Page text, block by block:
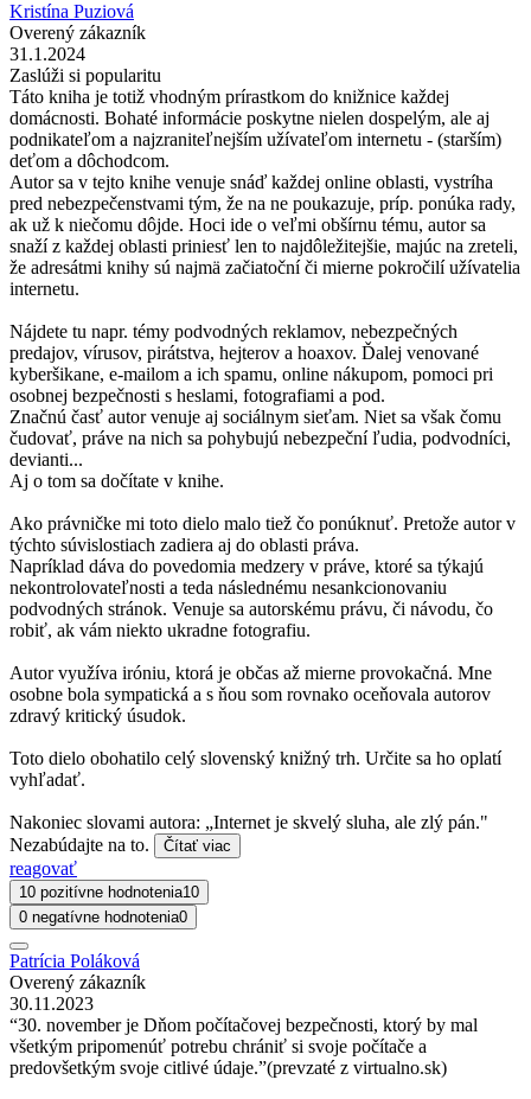
Kristína Puziová
Overený zákazník
31.1.2024
Zaslúži si popularitu
Táto kniha je totiž vhodným prírastkom do knižnice každej
domácnosti. Bohaté informácie poskytne nielen dospelým, ale aj
podnikateľom a najzraniteľnejším užívateľom internetu - (starším)
deťom a dôchodcom.
Autor sa v tejto knihe venuje snáď každej online oblasti, vystríha
pred nebezpečenstvami tým, že na ne poukazuje, príp. ponúka rady,
ak už k niečomu dôjde. Hoci ide o veľmi obšírnu tému, autor sa
snaží z každej oblasti priniesť len to najdôležitejšie, majúc na zreteli,
že adresátmi knihy sú najmä začiatoční či mierne pokročilí užívatelia
internetu.
Nájdete tu napr. témy podvodných reklamov, nebezpečných
predajov, vírusov, pirátstva, hejterov a hoaxov. Ďalej venované
kyberšikane, e-mailom a ich spamu, online nákupom, pomoci pri
osobnej bezpečnosti s heslami, fotografiami a pod.
Značnú časť autor venuje aj sociálnym sieťam. Niet sa však čomu
čudovať, práve na nich sa pohybujú nebezpeční ľudia, podvodníci,
devianti...
Aj o tom sa dočítate v knihe.
Ako právničke mi toto dielo malo tiež čo ponúknuť. Pretože autor v
týchto súvislostiach zadiera aj do oblasti práva.
Napríklad dáva do povedomia medzery v práve, ktoré sa týkajú
nekontrolovateľnosti a teda následnému nesankcionovaniu
podvodných stránok. Venuje sa autorskému právu, či návodu, čo
robiť, ak vám niekto ukradne fotografiu.
Autor využíva iróniu, ktorá je občas až mierne provokačná. Mne
osobne bola sympatická a s ňou som rovnako oceňovala autorov
zdravý kritický úsudok.
Toto dielo obohatilo celý slovenský knižný trh. Určite sa ho oplatí
vyhľadať.
Nakoniec slovami autora: „Internet je skvelý sluha, ale zlý pán."
Nezabúdajte na to.
Čítať viac
reagovať
10 pozitívne hodnotenia10
0 negatívne hodnotenia0
Patrícia Poláková
Overený zákazník
30.11.2023
“30. november je Dňom počítačovej bezpečnosti, ktorý by mal
všetkým pripomenúť potrebu chrániť si svoje počítače a
predovšetkým svoje citlivé údaje.”(prevzaté z virtualno.sk)